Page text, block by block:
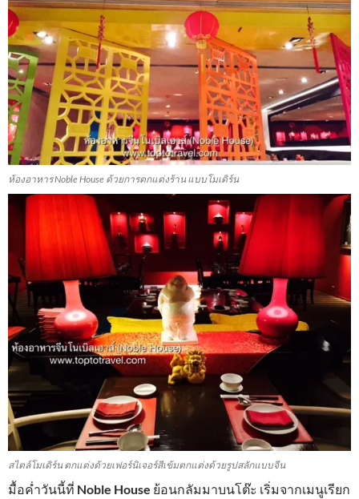
ห้องอาหาร Noble House ด้วยการตกแต่งร้าน แบบโมเดิร์น
สไตล์โมเดิร์น ตกแต่งด้วยเฟอร์นิเจอร์สีเข้มตกแต่งด้วยรูปสลักแบบจีน
มื้อค่ำวันนี้ที่ Noble House ย้อนกลัมมาบนโต๊ะ เริ่มจากเมนูเรียก